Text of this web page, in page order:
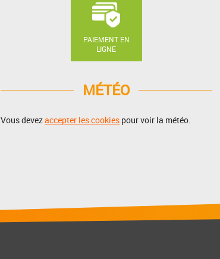
PAIEMENT EN
LIGNE
MÉTÉO
Vous devezaccepter les cookies pour voir la météo.